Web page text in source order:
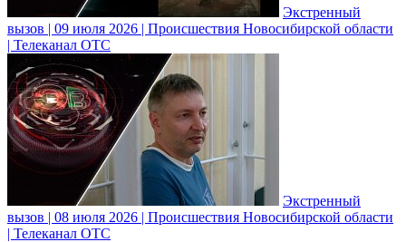
Экстренный
вызов | 09 июля 2026 | Происшествия Новосибирской области
| Телеканал ОТС
Экстренный
вызов | 08 июля 2026 | Происшествия Новосибирской области
| Телеканал ОТС